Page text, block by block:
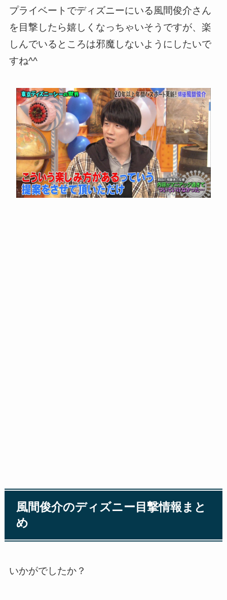
プライベートでディズニーにいる風間俊介さん
を目撃したら嬉しくなっちゃいそうですが、楽
しんでいるところは邪魔しないようにしたいで
すね^^
風間俊介のディズニー目撃情報まと
め
いかがでしたか？